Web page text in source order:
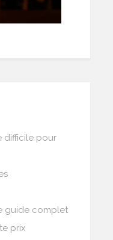
difficile pour
guide complet
prix